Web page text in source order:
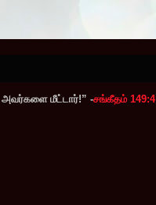
அவர்களை மீட்டார்!” -சங்கீதம் 149:4